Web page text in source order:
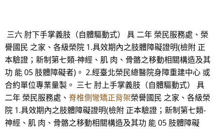
三六 肘下手掌義肢（自體驅動式） 具 二年 榮民服務處、榮
譽國民 之家、各級榮院 1.具效期內之肢體障礙證明(檢附 正
本驗證；新制第七類-神經、肌 肉、骨骼之移動相關構造及其
功 能 05 肢體障礙者)。 2.經臺北榮民總醫院身障重建中心 或
合約單位專業量製。 三七 肘上手掌義肢（自體驅動式） 具
二年 榮民服務處、 脊椎側彎矯正背架榮譽國民 之家、各級榮
院 1.具效期內之肢體障礙證明(檢附 正本驗證；新制第七類-
神經、肌 肉、骨骼之移動相關構造及其功 能 05 肢體障礙